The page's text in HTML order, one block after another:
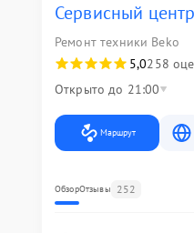
Сервисный
Ремонт техники Beko
5,0258
Открыто до 21:00
Маршрут
ОбзорОтзывы 252